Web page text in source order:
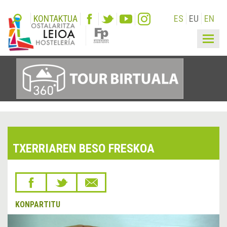
KONTAKTUA ES EU EN
TXERRIAREN BESO FRESKOA
KONPARTITU